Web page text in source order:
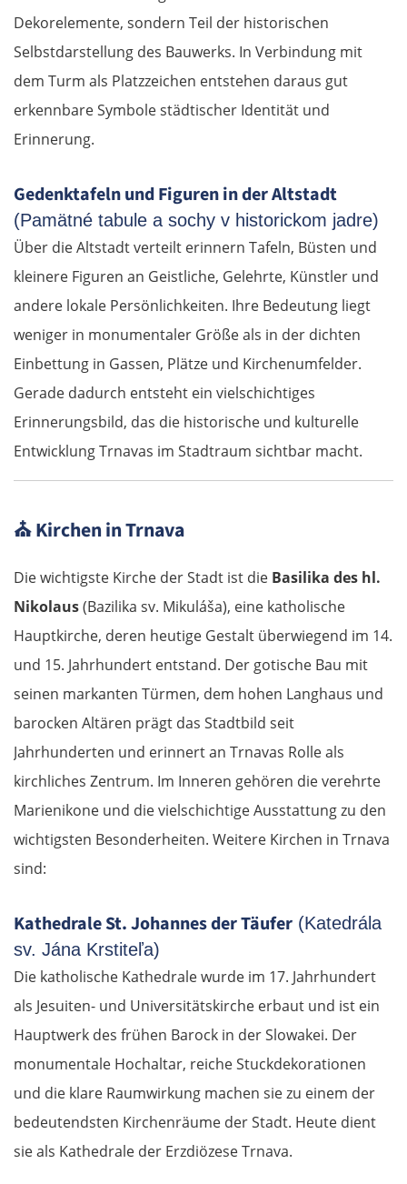
Dekorelemente, sondern Teil der historischen
Selbstdarstellung des Bauwerks. In Verbindung mit
dem Turm als Platzzeichen entstehen daraus gut
erkennbare Symbole städtischer Identität und
Erinnerung.
Gedenktafeln und Figuren in der Altstadt
(Pamätné tabule a sochy v historickom jadre)
Über die Altstadt verteilt erinnern Tafeln, Büsten und
kleinere Figuren an Geistliche, Gelehrte, Künstler und
andere lokale Persönlichkeiten. Ihre Bedeutung liegt
weniger in monumentaler Größe als in der dichten
Einbettung in Gassen, Plätze und Kirchenumfelder.
Gerade dadurch entsteht ein vielschichtiges
Erinnerungsbild, das die historische und kulturelle
Entwicklung Trnavas im Stadtraum sichtbar macht.
⛪Kirchen in Trnava
Die wichtigste Kirche der Stadt ist die Basilika des hl.
Nikolaus(Bazilika sv. Mikuláša), eine katholische
Hauptkirche, deren heutige Gestalt überwiegend im 14.
und 15. Jahrhundert entstand. Der gotische Bau mit
seinen markanten Türmen, dem hohen Langhaus und
barocken Altären prägt das Stadtbild seit
Jahrhunderten und erinnert an Trnavas Rolle als
kirchliches Zentrum. Im Inneren gehören die verehrte
Marienikone und die vielschichtige Ausstattung zu den
wichtigsten Besonderheiten. Weitere Kirchen in Trnava
sind:
Kathedrale St. Johannes der Täufer (Katedrála
sv. Jána Krstiteľa)
Die katholische Kathedrale wurde im 17. Jahrhundert
als Jesuiten- und Universitätskirche erbaut und ist ein
Hauptwerk des frühen Barock in der Slowakei. Der
monumentale Hochaltar, reiche Stuckdekorationen
und die klare Raumwirkung machen sie zu einem der
bedeutendsten Kirchenräume der Stadt. Heute dient
sie als Kathedrale der Erzdiözese Trnava.